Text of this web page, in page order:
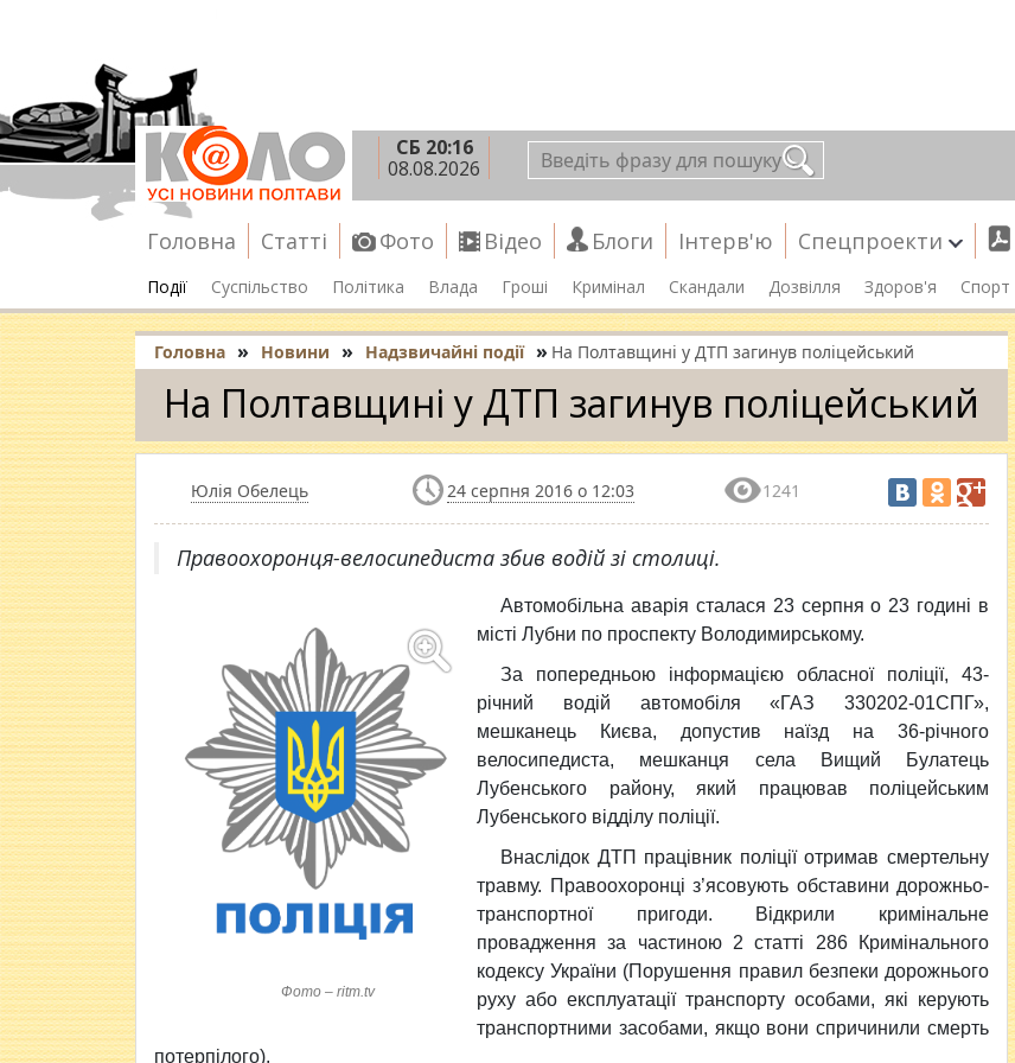
СБ 20:16
08.08.2026
Головна Статті Фото Відео Блоги Інтерв'ю Спецпроекти
Події Суспільство Політика Влада Гроші Кримінал Скандали Дозвілля Здоров'я Спорт
Головна » Новини » Надзвичайні події » На Полтавщині у ДТП загинув поліцейський
На Полтавщині у ДТП загинув поліцейський
Юлія Обелець 24 серпня 2016 о 12:03 1241
Правоохоронця-велосипедиста збив водій зі столиці.
Фото – ritm.tv
Автомобільна аварія сталася 23 серпня о 23 годині в
місті Лубни по проспекту Володимирському.
За попередньою інформацією обласної поліції, 43-
річний водій автомобіля «ГАЗ 330202-01СПГ»,
мешканець Києва, допустив наїзд на 36-річного
велосипедиста, мешканця села Вищий Булатець
Лубенського району, який працював поліцейським
Лубенського відділу поліції.
Внаслідок ДТП працівник поліції отримав смертельну
травму. Правоохоронці з’ясовують обставини дорожньо-
транспортної пригоди. Відкрили кримінальне
провадження за частиною 2 статті 286 Кримінального
кодексу України (Порушення правил безпеки дорожнього
руху або експлуатації транспорту особами, які керують
транспортними засобами, якщо вони спричинили смерть
потерпілого).